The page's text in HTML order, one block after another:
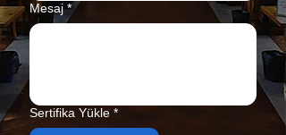
Mesaj *
Sertifika Yükle *